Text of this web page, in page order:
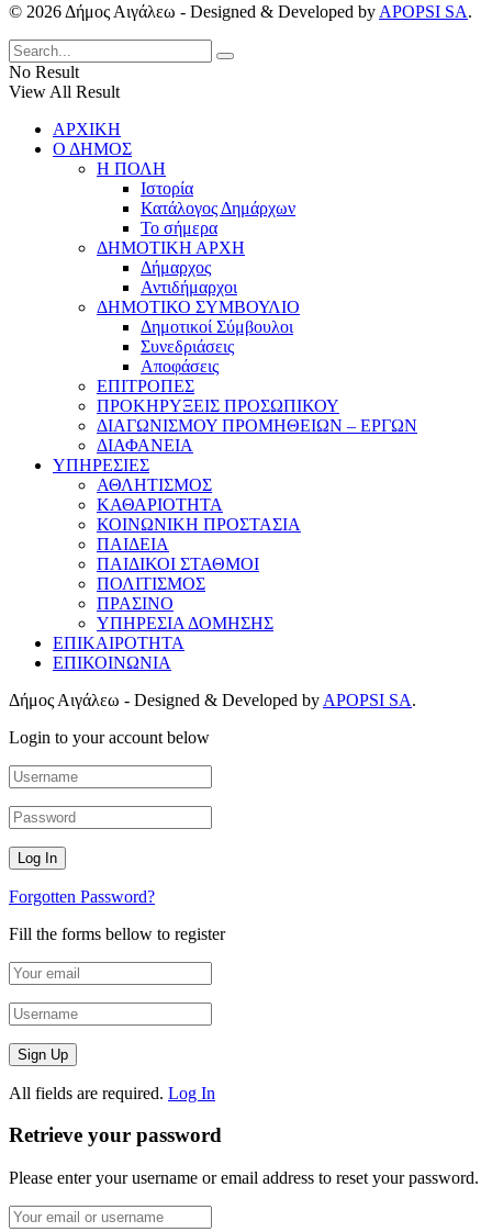
© 2026 Δήμος Αιγάλεω - Designed & Developed by APOPSI SA.
No Result
View All Result
ΑΡΧΙΚΗ
Ο ΔΗΜΟΣ
Η ΠΟΛΗ
Ιστορία
Κατάλογος Δημάρχων
Το σήμερα
ΔΗΜΟΤΙΚΗ ΑΡΧΗ
Δήμαρχος
Αντιδήμαρχοι
ΔΗΜΟΤΙΚΟ ΣΥΜΒΟΥΛΙΟ
Δημοτικοί Σύμβουλοι
Συνεδριάσεις
Αποφάσεις
ΕΠΙΤΡΟΠΕΣ
ΠΡΟΚΗΡΥΞΕΙΣ ΠΡΟΣΩΠΙΚΟΥ
ΔΙΑΓΩΝΙΣΜΟΥ ΠΡΟΜΗΘΕΙΩΝ – ΕΡΓΩΝ
ΔΙΑΦΑΝΕΙΑ
ΥΠΗΡΕΣΙΕΣ
ΑΘΛΗΤΙΣΜΟΣ
ΚΑΘΑΡΙΟΤΗΤΑ
ΚΟΙΝΩΝΙΚΗ ΠΡΟΣΤΑΣΙΑ
ΠΑΙΔΕΙΑ
ΠΑΙΔΙΚΟΙ ΣΤΑΘΜΟΙ
ΠΟΛΙΤΙΣΜΟΣ
ΠΡΑΣΙΝΟ
ΥΠΗΡΕΣΙΑ ΔΟΜΗΣΗΣ
ΕΠΙΚΑΙΡΟΤΗΤΑ
ΕΠΙΚΟΙΝΩΝΙΑ
Δήμος Αιγάλεω - Designed & Developed by APOPSI SA.
Login to your account below
Forgotten Password?
Fill the forms bellow to register
All fields are required. Log In
Retrieve your password
Please enter your username or email address to reset your password.